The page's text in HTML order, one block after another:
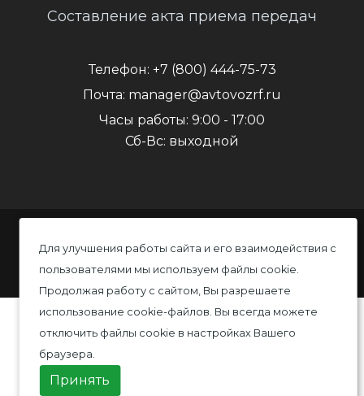
Для улучшения работы сайта и его взаимодействия с
пользователями мы используем файлы cookie.
Продолжая работу с сайтом, Вы разрешаете
использование cookie-файлов. Вы всегда можете
отключить файлы cookie в настройках Вашего
браузера.
Принять
Составление акта приема передач
Телефон: +7 (800) 444-75-73
Почта: manager@avtovozrf.ru
Часы работы: 9:00 - 17:00
Сб-Вс: выходной
Политика конфиденциальности